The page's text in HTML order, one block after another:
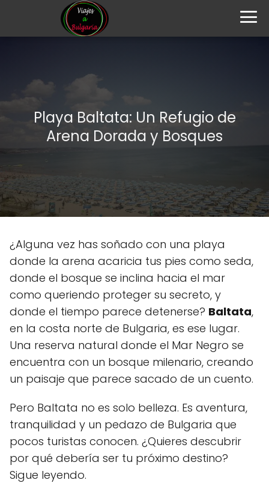
Playa Baltata: Un Refugio de
Arena Dorada y Bosques
¿Alguna vez has soñado con una playa
donde la arena acaricia tus pies como seda,
donde el bosque se inclina hacia el mar
como queriendo proteger su secreto, y
donde el tiempo parece detenerse? Baltata,
en la costa norte de Bulgaria, es ese lugar.
Una reserva natural donde el Mar Negro se
encuentra con un bosque milenario, creando
un paisaje que parece sacado de un cuento.
Pero Baltata no es solo belleza. Es aventura,
tranquilidad y un pedazo de Bulgaria que
pocos turistas conocen. ¿Quieres descubrir
por qué debería ser tu próximo destino?
Sigue leyendo.